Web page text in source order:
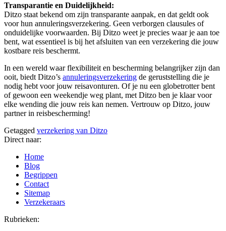
Transparantie en Duidelijkheid:
Ditzo staat bekend om zijn transparante aanpak, en dat geldt ook
voor hun annuleringsverzekering. Geen verborgen clausules of
onduidelijke voorwaarden. Bij Ditzo weet je precies waar je aan toe
bent, wat essentieel is bij het afsluiten van een verzekering die jouw
kostbare reis beschermt.
In een wereld waar flexibiliteit en bescherming belangrijker zijn dan
ooit, biedt Ditzo’s annuleringsverzekering de geruststelling die je
nodig hebt voor jouw reisavonturen. Of je nu een globetrotter bent
of gewoon een weekendje weg plant, met Ditzo ben je klaar voor
elke wending die jouw reis kan nemen. Vertrouw op Ditzo, jouw
partner in reisbescherming!
Getagged verzekering van Ditzo
Direct naar:
Home
Blog
Begrippen
Contact
Sitemap
Verzekeraars
Rubrieken: